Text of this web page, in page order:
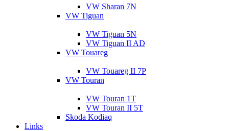
VW Sharan 7N
VW Tiguan
VW Tiguan 5N
VW Tiguan II AD
VW Touareg
VW Touareg II 7P
VW Touran
VW Touran 1T
VW Touran II 5T
Skoda Kodiaq
Links